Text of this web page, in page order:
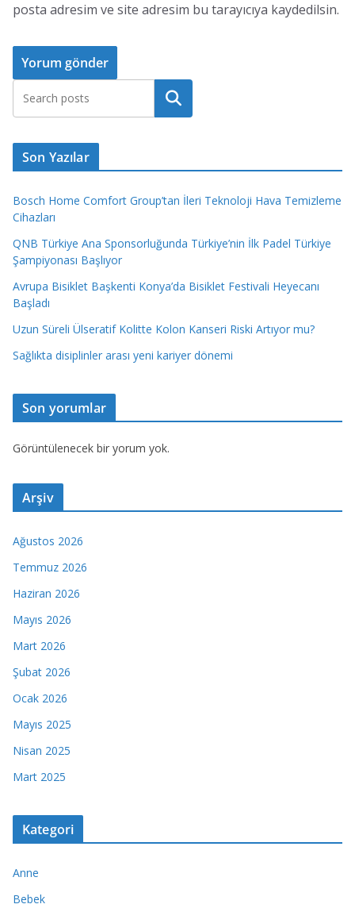
posta adresim ve site adresim bu tarayıcıya kaydedilsin.
Ara
Son Yazılar
Bosch Home Comfort Group’tan İleri Teknoloji Hava Temizleme
Cihazları
QNB Türkiye Ana Sponsorluğunda Türkiye’nin İlk Padel Türkiye
Şampiyonası Başlıyor
Avrupa Bisiklet Başkenti Konya’da Bisiklet Festivali Heyecanı
Başladı
Uzun Süreli Ülseratif Kolitte Kolon Kanseri Riski Artıyor mu?
Sağlıkta disiplinler arası yeni kariyer dönemi
Son yorumlar
Görüntülenecek bir yorum yok.
Arşiv
Ağustos 2026
Temmuz 2026
Haziran 2026
Mayıs 2026
Mart 2026
Şubat 2026
Ocak 2026
Mayıs 2025
Nisan 2025
Mart 2025
Kategori
Anne
Bebek